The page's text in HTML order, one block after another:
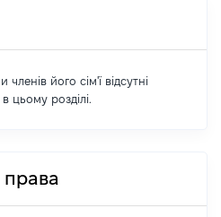
його сім'ї відсутні
цьому розділі.
права